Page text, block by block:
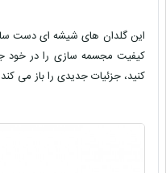
این گلدان های شیشه ای دست ساز
کیفیت مجسمه سازی را در خود
کنید، جزئیات جدیدی را باز می